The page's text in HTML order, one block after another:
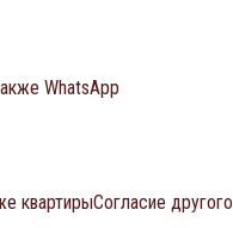
WhatsApp
квартирыСогласие другого